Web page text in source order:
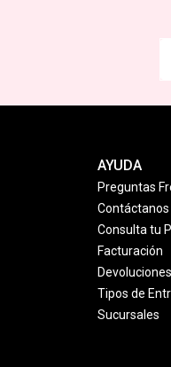
AYUDA
Preguntas
Contáctanos
Consulta tu
Facturación
Devoluciones
Tipos de
Sucursales